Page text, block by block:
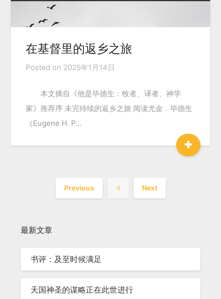
在基督里的返乡之旅
Posted on 2025年1月14日
本文摘自《他是毕德生：牧者、译者、神学
家》推荐序 未完待续的返乡之旅 阅读尤金．毕德生
（Eugene H. P…
+
Previous 4 Next
最新文章
书评：及至时候满足
天国神圣的谋略正在此世进行